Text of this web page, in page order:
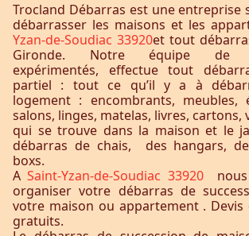
Trocland Débarras est une entreprise
débarrasser les maisons et les
Yzan-de-Soudiac 33920et tout
Gironde. Notre équipe de
expérimentés, effectue tout
partiel : tout ce qu’il y a à
logement : encombrants, meubles,
salons, linges, matelas, livres, cartons,
qui se trouve dans la maison et le
débarras de chais, des hangars,
boxs.
ASaint-Yzan-de-Soudiac 33920
organiser votre débarras de
votre maison ou appartement . Devis
gratuits.